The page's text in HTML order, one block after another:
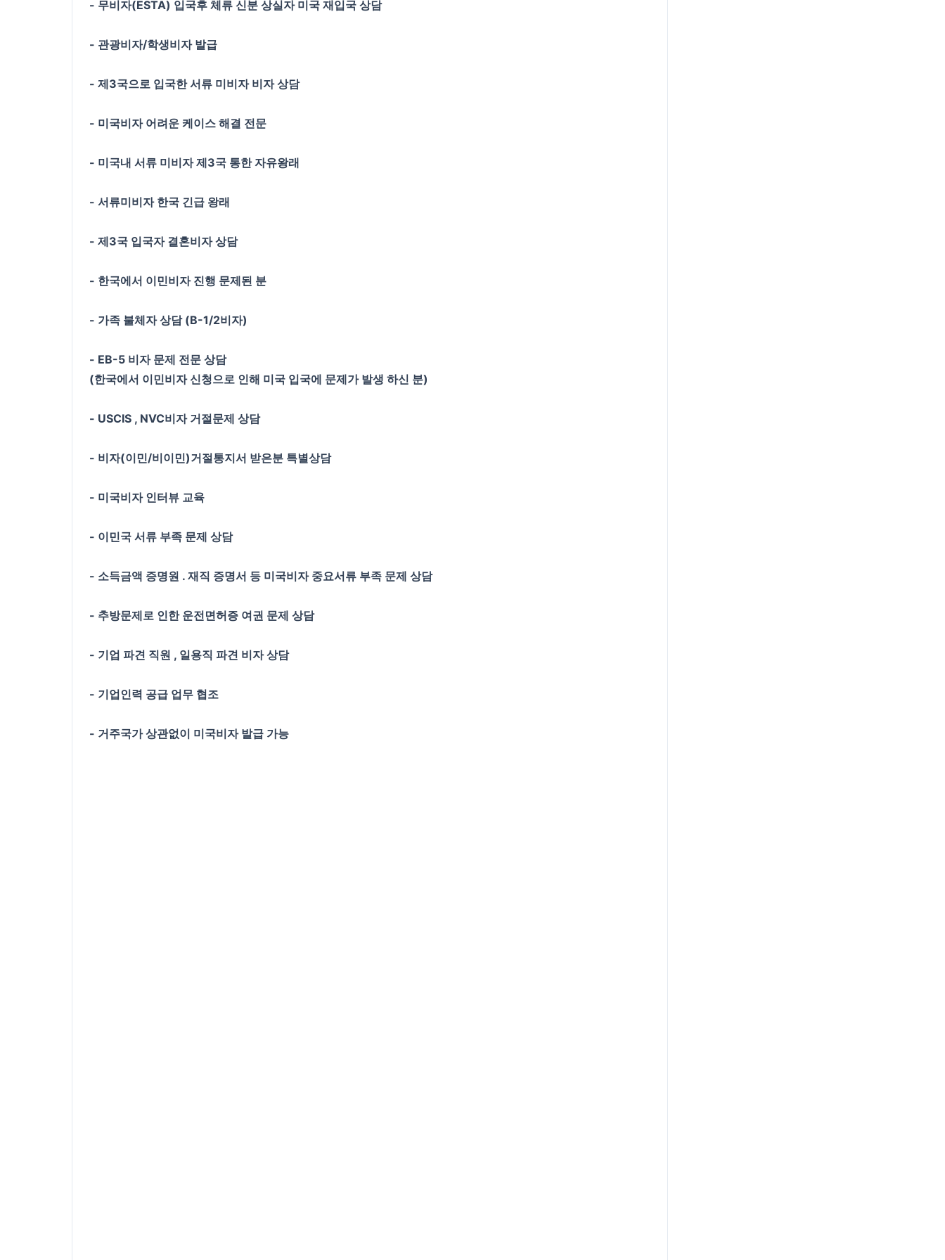
- 무비자(ESTA) 입국후 체류 신분 상실자 미국 재입국 상담
- 관광비자/학생비자 발급
- 제3국으로 입국한 서류 미비자 비자 상담
- 미국비자 어려운 케이스 해결 전문
- 미국내 서류 미비자 제3국 통한 자유왕래
- 서류미비자 한국 긴급 왕래
- 제3국 입국자 결혼비자 상담
- 한국에서 이민비자 진행 문제된 분
- 가족 불체자 상담 (B-1/2비자)
- EB-5 비자 문제 전문 상담
(한국에서 이민비자 신청으로 인해 미국 입국에 문제가 발생 하신 분)
- USCIS , NVC비자 거절문제 상담
- 비자(이민/비이민)거절통지서 받은분 특별상담
- 미국비자 인터뷰 교육
- 이민국 서류 부족 문제 상담
- 소득금액 증명원 . 재직 증명서 등 미국비자 중요서류 부족 문제 상담
- 추방문제로 인한 운전면허증 여권 문제 상담
- 기업 파견 직원 , 일용직 파견 비자 상담
- 기업인력 공급 업무 협조
- 거주국가 상관없이 미국비자 발급 가능